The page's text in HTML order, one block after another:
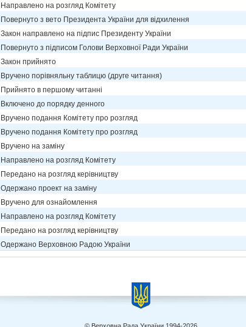
Направлено на розгляд Комітету
Повернуто з вето Президента України для відхилення
Закон направлено на підпис Президенту України
Повернуто з підписом Голови Верховної Ради України
Закон прийнято
Вручено порівняльну таблицю (друге читання)
Прийнято в першому читанні
Включено до порядку денного
Вручено подання Комітету про розгляд
Вручено подання Комітету про розгляд
Вручено на заміну
Направлено на розгляд Комітету
Передано на розгляд керівництву
Одержано проект на заміну
Вручено для ознайомлення
Направлено на розгляд Комітету
Передано на розгляд керівництву
Одержано Верховною Радою України